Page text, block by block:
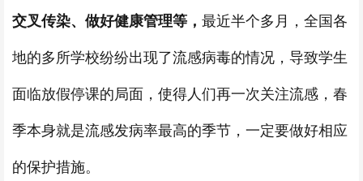
交叉传染、做好健康管理等， 最近半个多月，全国各
地的多所学校纷纷出现了流感病毒的情况，导致学生
面临放假停课的局面，使得人们再一次关注流感，春
季本身就是流感发病率最高的季节，一定要做好相应
的保护措施。